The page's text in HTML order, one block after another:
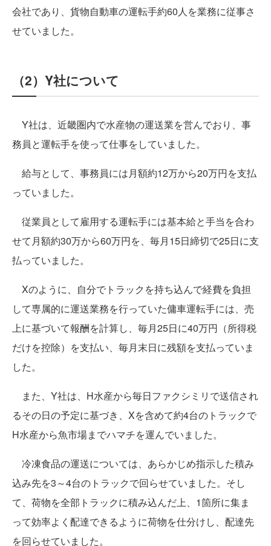
会社であり、貨物自動車の運転手約60人を業務に従事さ
せていました。
（2）Y社について
Y社は、近畿圏内で水産物の運送業を営んでおり、事
務員と運転手を使って仕事をしていました。
給与として、事務員には月額約12万から20万円を支払
っていました。
従業員として雇用する運転手には基本給と手当を合わ
せて月額約30万から60万円を、毎月15日締切で25日に支
払っていました。
Xのように、自分でトラックを持ち込んで経費を負担
して専属的に運送業務を行っていた傭車運転手には、売
上に基づいて報酬を計算し、毎月25日に40万円（所得税
だけを控除）を支払い、毎月末日に残額を支払っていま
した。
また、Y社は、H水産から毎日ファクシミリで送信され
るその日の予定に基づき、Xを含めて約4台のトラックで
H水産から魚市場までハマチを運んでいました。
冷凍食品の運送については、あらかじめ指示した積み
込み先を3～4台のトラックで回らせていました。そし
て、荷物を全部トラックに積み込んだ上、1箇所に集ま
って効率よく配達できるように荷物を仕分けし、配達先
を回らせていました。